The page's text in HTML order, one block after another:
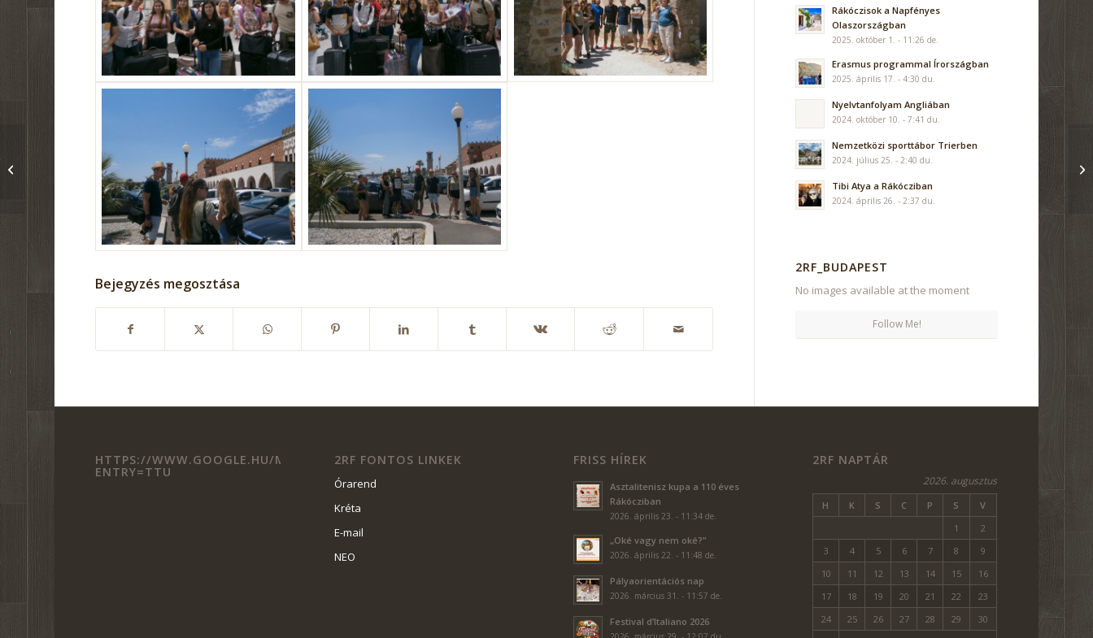
Bejegyzés megosztása
Rákóczisok a Napfényes
Olaszországban
2025. október 1. - 11:26 de.
Erasmus programmal Írországban
2025. április 17. - 4:30 du.
Nyelvtanfolyam Angliában
2024. október 10. - 7:41 du.
Nemzetközi sporttábor Trierben
2024. július 25. - 2:40 du.
Tibi Atya a Rákócziban
2024. április 26. - 2:37 du.
2RF_BUDAPEST
No images available at the moment
Follow Me!
HTTPS://WWW.GOOGLE.HU/MAPS/PLACE/BGSZC+II.+RKCZI+FERENC+TECHNIKUM/@47.4997859,19.0667977,18.75Z/
ENTRY=TTU
2RF FONTOS LINKEK
Órarend
Kréta
E-mail
NEO
FRISS HÍREK
Asztalitenisz kupa a 110 éves
Rákócziban
2026. április 23. - 11:34 de.
„Oké vagy nem oké?”
2026. április 22. - 11:48 de.
Pályaorientációs nap
2026. március 31. - 11:57 de.
Festival d’Italiano 2026
2RF NAPTÁR
2026. augusztus
H K S C P S
V
1
2
3
4 5 6 7 8
9
10
11 12 13 14 15
16
17
18 19 20 21 22
23
24
25 26 27 28 29
30
Erasmus+ – Mentális
felkészítés a külföldi
szakmai gyakorlatra